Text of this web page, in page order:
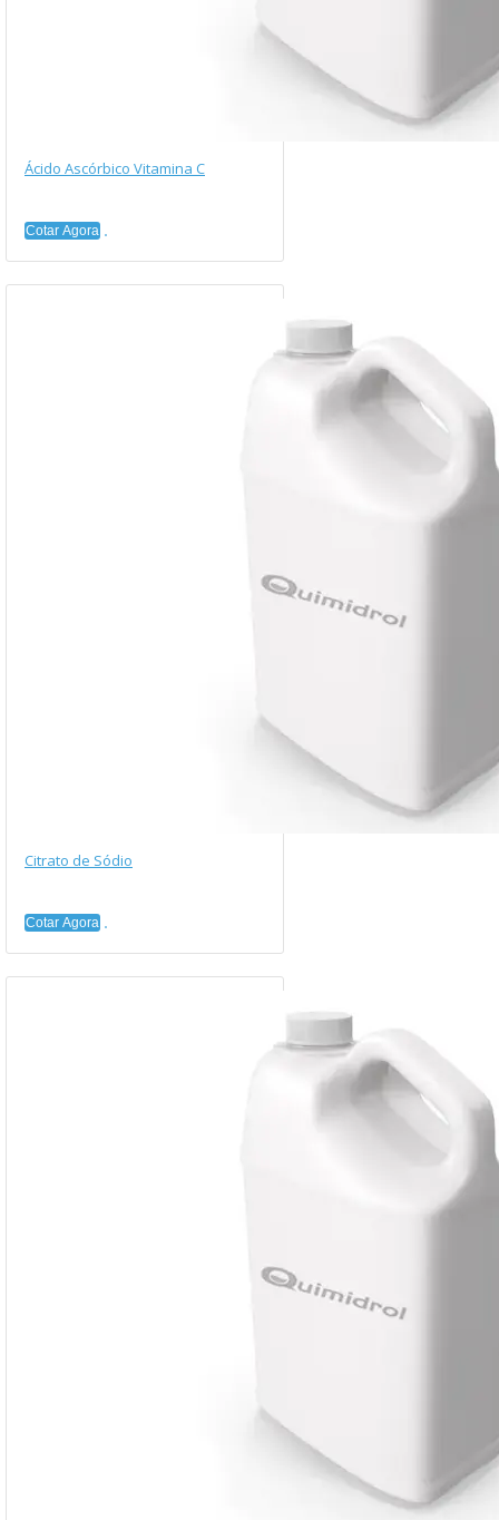
Ácido Ascórbico Vitamina C
Cotar Agora
Citrato de Sódio
Cotar Agora